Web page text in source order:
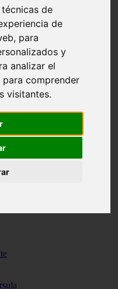
de
de
para
y
analizar el
comprender
visitantes.